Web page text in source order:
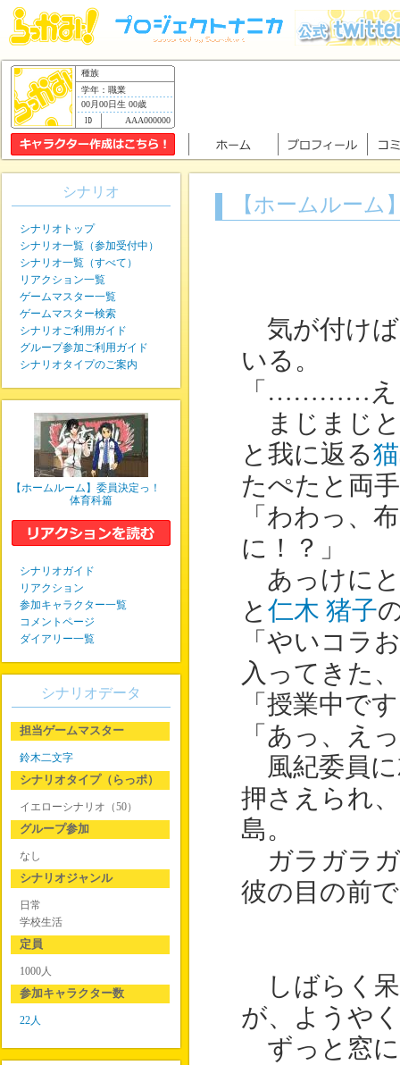
種族
学年：職業
00月00日生 00歳
AAA000000
【ホームルー
気が付けば
いる。
「…………え
まじまじと
と我に返る
たぺたと両
「わわっ、
に！？」
あっけにと
と 仁木 猪子
「やいコラ
入ってきた
「授業中で
「あっ、え
風紀委員に
押さえられ
島。
ガラガラ
彼の目の前
しばらく呆
が、ようや
ずっと窓に
シナリオ
シナリオトップ
シナリオ一覧（参加受付中）
シナリオ一覧（すべて）
リアクション一覧
ゲームマスター一覧
ゲームマスター検索
シナリオご利用ガイド
グループ参加ご利用ガイド
シナリオタイプのご案内
【ホームルーム】委員決定っ！
体育科篇
シナリオガイド
リアクション
参加キャラクター一覧
コメントページ
ダイアリー一覧
シナリオデータ
担当ゲームマスター
鈴木二文字
シナリオタイプ（らっポ）
イエローシナリオ（50）
グループ参加
なし
シナリオジャンル
日常
学校生活
定員
1000人
参加キャラクター数
22人